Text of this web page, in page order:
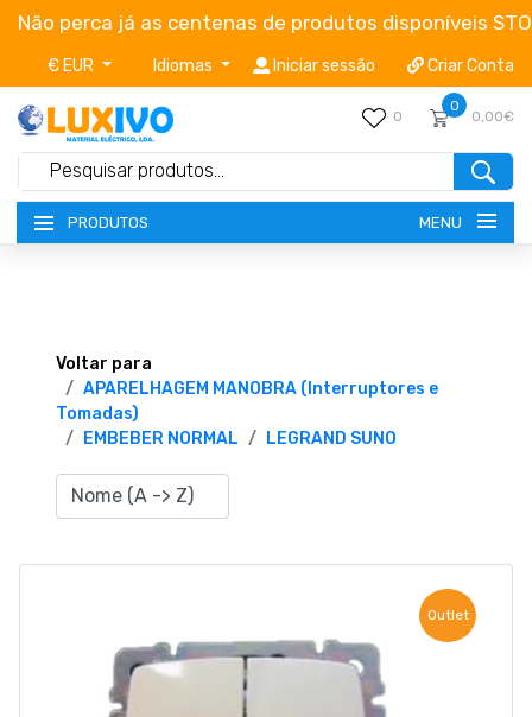
Não perca já as centenas de produtos disponíveis
€ EUR Idiomas Iniciar sessão Criar Conta
0
0
0,00€
PRODUTOS MENU
TERMOS E CONDIÇÕES
CATÁLOGOS
CAMPANHAS
263 710 898 geral@luxivo.pt
Voltar para
APARELHAGEM MANOBRA (Interruptores e
Tomadas)
EMBEBER NORMAL
LEGRAND SUNO
Outlet